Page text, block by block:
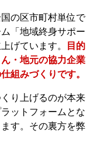
の区市町村単位で
「地域終身サポー
げています。
目的
・地元の協力企業
組みづくりです。
り上げるのが本来
ットフォームとな
す。その裏方を弊